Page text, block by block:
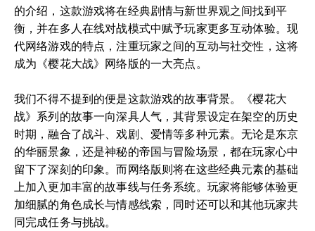
的介绍，这款游戏将在经典剧情与新世界观之间找到平
衡，并在多人在线对战模式中赋予玩家更多互动体验。现
代网络游戏的特点，注重玩家之间的互动与社交性，这将
成为《樱花大战》网络版的一大亮点。
我们不得不提到的便是这款游戏的故事背景。《樱花大
战》系列的故事一向深具人气，其背景设定在架空的历史
时期，融合了战斗、戏剧、爱情等多种元素。无论是东京
的华丽景象，还是神秘的帝国与冒险场景，都在玩家心中
留下了深刻的印象。而网络版则将在这些经典元素的基础
上加入更加丰富的故事线与任务系统。玩家将能够体验更
加细腻的角色成长与情感线索，同时还可以和其他玩家共
同完成任务与挑战。